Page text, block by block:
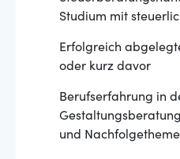
Studium mit
Erfolgreich
oder kurz davor
Berufserfahrung in
und